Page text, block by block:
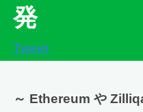
発
Tweet
～ Ethereum や